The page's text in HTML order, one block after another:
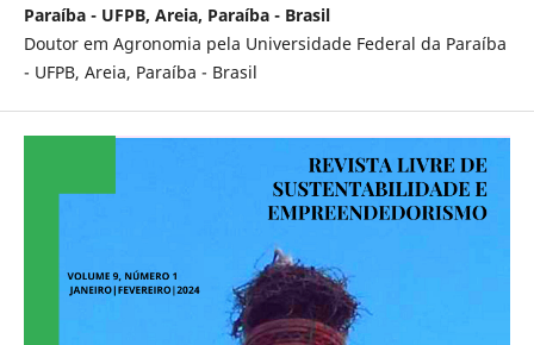
Paraíba - UFPB, Areia, Paraíba - Brasil
Doutor em Agronomia pela Universidade Federal da Paraíba
- UFPB, Areia, Paraíba - Brasil